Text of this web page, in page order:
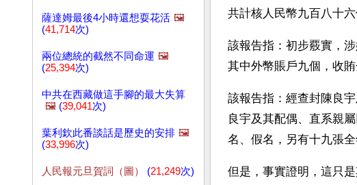
薩達姆最後4小時還想耍花活 🖼️
(41,714次)
兩位總統的截然不同命運 🖼️
(25,394次)
中共在西藏做這手腳的最大失算
🖼️ (39,041次)
葉利欽此番談話是歷史的安排 🖼️
(33,996次)
人民報元旦賀詞（圖） (21,249次)
共計核人民幣九百八十
該報告指：初步覈實，
其中外幣賬戶九個，收賄
該報告指：經查封陳良
良宇及其配偶、直系親
名、假名，另有十九張
但是，事實證明，這只